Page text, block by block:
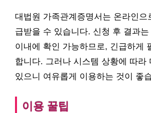
대법원 가족관계증명서는 온라인으
급받을 수 있습니다. 신청 후 결과
이내에 확인 가능하므로, 긴급하게
합니다. 그러나 시스템 상황에 따라
있으니 여유롭게 이용하는 것이 좋
이용 꿀팁